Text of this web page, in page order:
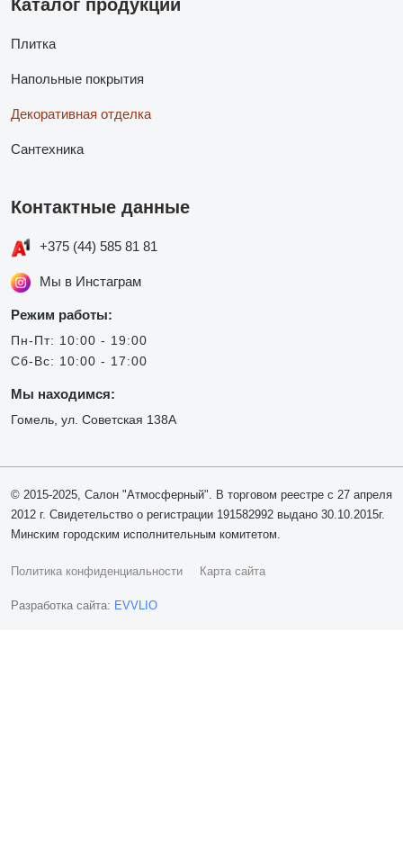
Каталог продукции
Плитка
Напольные покрытия
Декоративная отделка
Сантехника
Контактные данные
+375 (44) 585 81 81
Мы в Инстаграм
Режим работы:
Пн-Пт: 10:00 - 19:00
Сб-Вс: 10:00 - 17:00
Мы находимся:
Гомель, ул. Советская 138А
© 2015-2025, Салон "Атмосферный". В торговом реестре с 27 апреля
2012 г. Свидетельство о регистрации 191582992 выдано 30.10.2015г.
Минским городским исполнительным комитетом.
Политика конфиденциальности Карта сайта
Разработка сайта: EVVLIO